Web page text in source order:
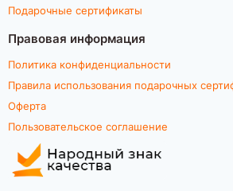
Подарочные сертификаты
Правовая информация
Политика конфиденциальности
Правила использования подарочных
Оферта
Пользовательское соглашение